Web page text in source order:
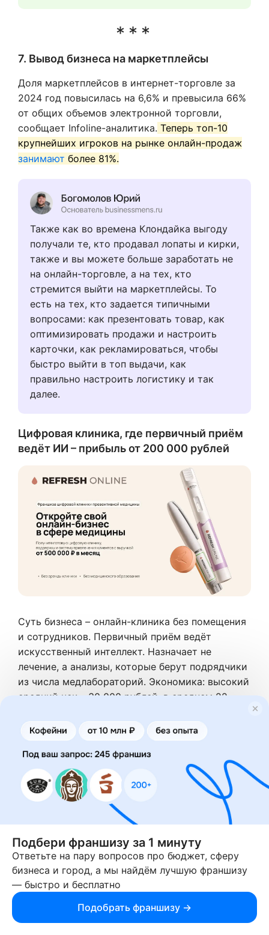
7. Вывод бизнеса на маркетплейсы
Доля маркетплейсов в интернет-торговле за
2024 год повысилась на 6,6% и превысила 66%
от общих объемов электронной торговли,
сообщает Infoline-аналитика. Теперь топ-10
крупнейших игроков на рынке онлайн-продаж
занимают более 81%.
Также как во времена Клондайка выгоду
получали те, кто продавал лопаты и кирки,
также и вы можете больше заработать не
на онлайн-торговле, а на тех, кто
стремится выйти на маркетплейсы. То
есть на тех, кто задается типичными
вопросами: как презентовать товар, как
оптимизировать продажи и настроить
карточки, как рекламироваться, чтобы
быстро выйти в топ выдачи, как
правильно настроить логистику и так
далее.
Цифровая клиника, где первичный приём
ведёт ИИ – прибыль от 200 000 рублей
Суть бизнеса – онлайн-клиника без помещения
и сотрудников. Первичный приём ведёт
искусственный интеллект. Назначает не
лечение, а анализы, которые берут подрядчики
из числа медлабораторий. Экономика: высокий
средний чек – 30 000 рублей, в среднем 22
рублей, налоги – 46 200.
Такой проект не запустить
самостоятельно. Поэтому рекомендуем
бренд Refresh Online. Проверенная
компания с медицинским опытом, которая
и разработала ИИ. На рынке 4+ года, уже
работает 11 клиник, 6 из них – по
франшизе. Предлагают партнёрство с
полным обучением и модель работы, где
вам предоставляется вся инфраструктура,
Подбери франшизу за 1 минуту
Ответьте на пару вопросов про бюджет, сферу
бизнеса и город, а мы найдём лучшую франшизу
— быстро и бесплатно
Подобрать франшизу →